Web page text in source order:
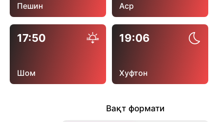
Пешин Аср
17:50
Шом
19:06
Хуфтон
Вақт формати